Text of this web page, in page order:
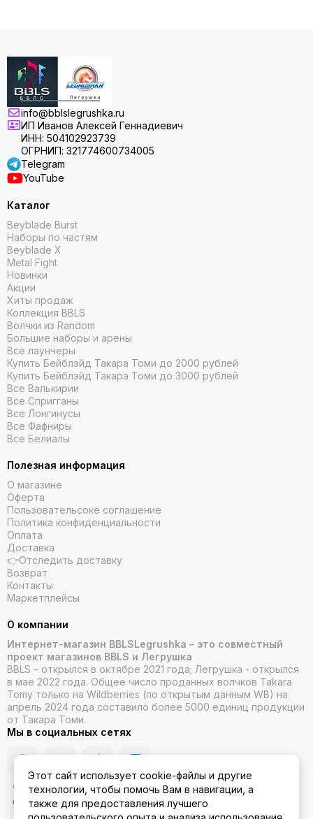
info@bblslegrushka.ru
ИП Иванов Алексей Геннадиевич
ИНН: 504102923739
ОГРНИП: 321774600734005
Telegram
YouTube
Каталог
Beyblade Burst
Наборы по частям
Beyblade X
Metal Fight
Новинки
Акции
Хиты продаж
Коллекция BBLS
Волчки из Random
Большие наборы и арены
Все лаунчеры
Купить Бейблэйд Такара Томи до 2000 рублей
Купить Бейблэйд Такара Томи до 3000 рублей
Все Валькирии
Все Спригганы
Все Лонгинусы
Все Фафниры
Все Белиалы
Полезная информация
О магазине
Оферта
Пользовательсоке соглашение
Политика конфиденциальности
Оплата
Доставка
👉Отследить доставку
Возврат
Контакты
Маркетплейсы
О компании
Интернет-магазин BBLSLegrushka – это совместный
проект магазинов BBLS и Легрушка
BBLS – открылся в октябре 2021 года; Легрушка - открылся
в мае 2022 года. Общее число проданных волчков Takara
Tomy только на Wildberries (по открытым данным WB) на
апрель 2024 года составило более 5000 единиц продукции
от Такара Томи.
Мы в социальных сетях
Этот сайт использует cookie-файлы и другие
технологии, чтобы помочь Вам в навигации, а
также для предоставления лучшего